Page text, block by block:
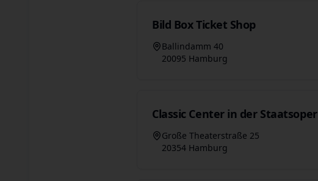
Bild Box Ticket Shop
Ballindamm 40
20095 Hamburg
Classic Center in der Staatsoper
Große Theaterstraße 25
20354 Hamburg